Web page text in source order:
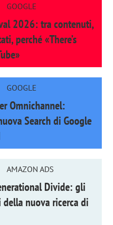
GOOGLE
2026: tra contenuti,
perché «There’s
GOOGLE
Omnichannel:
Search di Google
AMAZON ADS
Divide: gli
nuova ricerca di